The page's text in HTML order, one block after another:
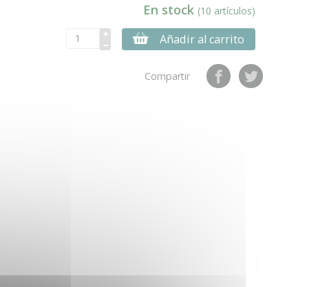
En stock (10 artículos)
Añadir al carrito
Compartir